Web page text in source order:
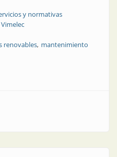
y normativas
Vimelec
renovables mantenimiento
| Nuevos equipos para el